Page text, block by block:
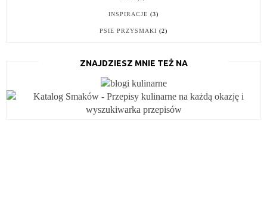
INSPIRACJE (3)
PSIE PRZYSMAKI (2)
ZNAJDZIESZ MNIE TEŻ NA